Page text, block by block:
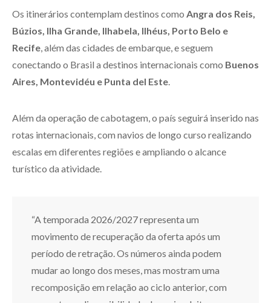
Os itinerários contemplam destinos como Angra dos Reis,
Búzios, Ilha Grande, Ilhabela, Ilhéus, Porto Belo e
Recife, além das cidades de embarque, e seguem
conectando o Brasil a destinos internacionais como Buenos
Aires, Montevidéu e Punta del Este.
Além da operação de cabotagem, o país seguirá inserido nas
rotas internacionais, com navios de longo curso realizando
escalas em diferentes regiões e ampliando o alcance
turístico da atividade.
“A temporada 2026/2027 representa um
movimento de recuperação da oferta após um
período de retração. Os números ainda podem
mudar ao longo dos meses, mas mostram uma
recomposição em relação ao ciclo anterior, com